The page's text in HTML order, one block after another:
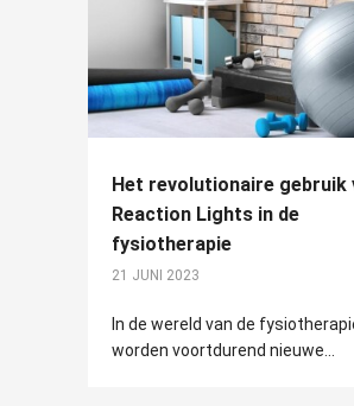
Het revolutionaire gebruik
Reaction Lights in de
fysiotherapie
21 JUNI 2023
In de wereld van de
worden voortdurend nieuwe...